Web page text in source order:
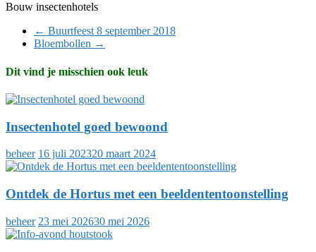
Bouw insectenhotels
← Buurtfeest 8 september 2018
Bloembollen →
Dit vind je misschien ook leuk
Insectenhotel goed bewoond
beheer 16 juli 202320 maart 2024
Ontdek de Hortus met een beeldententoonstelling
beheer 23 mei 202630 mei 2026